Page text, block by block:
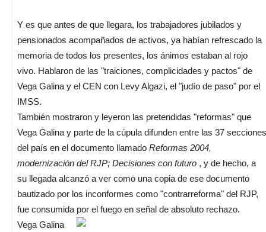
Y es que antes de que llegara, los trabajadores jubilados y
pensionados acompañados de activos, ya habían refrescado la
memoria de todos los presentes, los ánimos estaban al rojo
vivo. Hablaron de las "traiciones, complicidades y pactos" de
Vega Galina y el CEN con Levy Algazi, el "judío de paso" por el
IMSS.
También mostraron y leyeron las pretendidas "reformas" que
Vega Galina y parte de la cúpula difunden entre las 37 secciones
del país en el documento llamado Reformas 2004,
modernización del RJP; Decisiones con futuro , y de hecho, a
su llegada alcanzó a ver como una copia de ese documento
bautizado por los inconformes como "contrarreforma" del RJP,
fue consumida por el fuego en señal de absoluto rechazo.
Vega Galina